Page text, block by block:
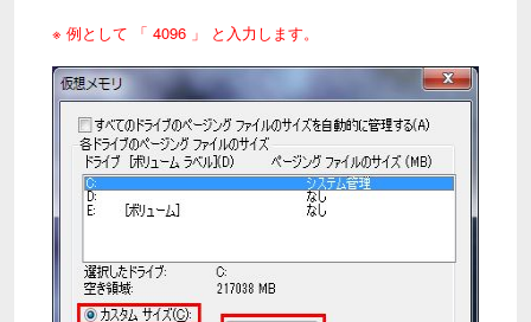
※ 例として 「 4096 」 と入力します。